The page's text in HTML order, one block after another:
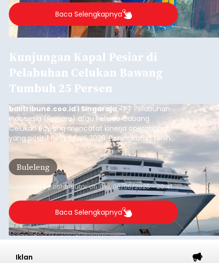
Baca Selengkapnya
Kunjungan Kapal Pesiar di
Pelabuhan Celukan Bawang
Tumbuh 25 Persen
balitribune.coo.id I Singaraja -PT Pelabuhan
Indonesia (Persero) atau Pelindo Cabang
Celukan Bawang mencatat kinerja operasional
yang positif hingga Juli 2026. Peningkatan terlihat
dari arus kapal yang mencapai 1,48 juta Gross
Tonnage (GT), atau tumbuh 12,4 persen
dibandingkan periode yang sama tahun lalu
yang tercatat sebesar 1,32 juta GT.
Buleleng
Submitted bycontributoronThu, 08/06/2026 - 20:41
Baca Selengkapnya
Iklan